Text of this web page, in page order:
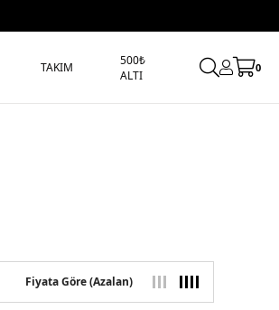
TAKIM
500₺
ALTI
0
Fiyata Göre (Azalan)